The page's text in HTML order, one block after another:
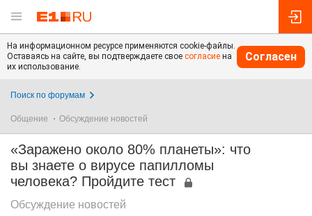
На информационном ресурсе применяются cookie-файлы.
Оставаясь на сайте, вы подтверждаете свое согласие на
их использование.
Согласен
Поиск по форумам
Общение Обсуждение новостей
«Заражено около 80% планеты»: что
вы знаете о вирусе папилломы
человека? Пройдите тест
Обсуждение новостей